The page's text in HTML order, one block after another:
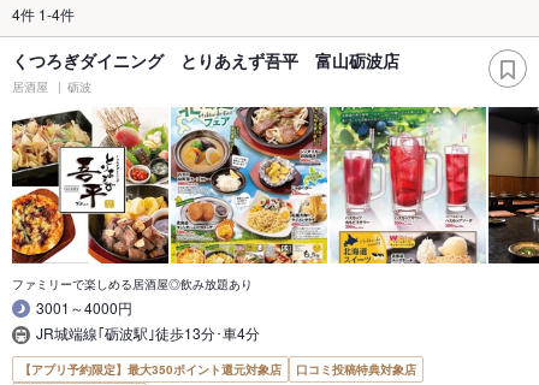
4件 1-4件
くつろぎダイニング とりあえず吾平 富山砺波店
居酒屋 砺波
ファミリーで楽しめる居酒屋◎飲み放題あり
3001～4000円
JR城端線｢砺波駅｣徒歩13分･車4分
【アプリ予約限定】最大350ポイント還元対象店
口コミ投稿特典対象店